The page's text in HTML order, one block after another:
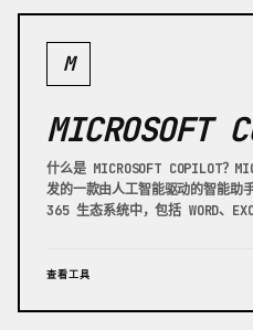
M
MICROSOFT
什么是 MICROSOFT COPILOT？
发的一款由人工智能驱动的智能助
365 生态系统中，包括 WORD、
查看工具